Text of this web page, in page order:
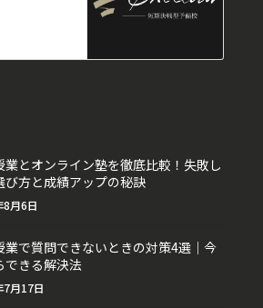
業とオンライン塾を徹底比較！失敗し
び方と成績アップの秘訣
月6日
業で質問できないときの対策4選｜今
できる解決法
月17日